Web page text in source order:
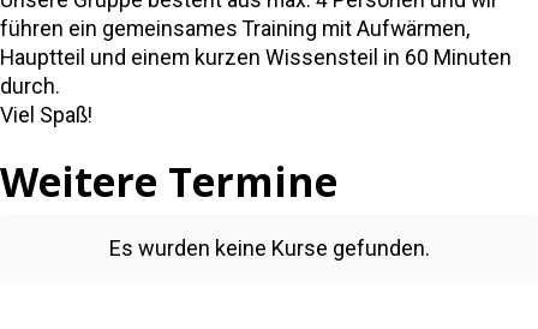
für Unternehmen
Taufkirchen (Vils)
führen ein gemeinsames Training mit Aufwärmen,
Hauptteil und einem kurzen Wissensteil in 60 Minuten
durch.
Viel Spaß!
Weitere Termine
Es wurden keine Kurse gefunden.